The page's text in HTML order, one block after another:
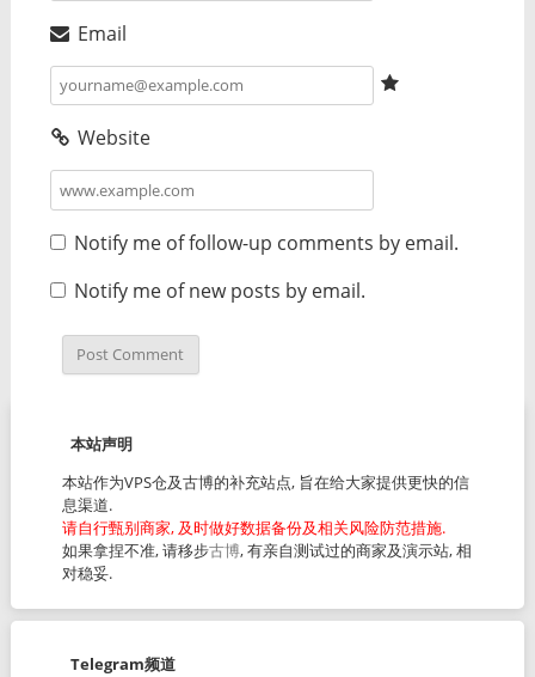
Email
Website
Notify me of follow-up comments by email.
Notify me of new posts by email.
本站声明
本站作为VPS仓及古博的补充站点, 旨在给大家提供更快的信
息渠道.
请自行甄别商家, 及时做好数据备份及相关风险防范措施.
如果拿捏不准, 请移步古博, 有亲自测试过的商家及演示站, 相
对稳妥.
Telegram频道